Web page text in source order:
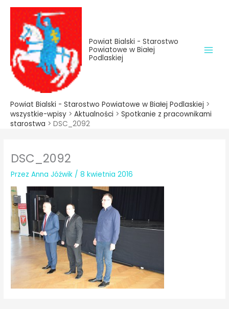
treści
Przejdź
treści
Powiat Bialski - Starostwo
Powiatowe w Białej
Podlaskiej
Powiat Bialski - Starostwo Powiatowe w Białej Podlaskiej >
wszystkie-wpisy > Aktualności > Spotkanie z pracownikami
starostwa > DSC_2092
DSC_2092
PrzezAnna Jóźwik /8 kwietnia 2016